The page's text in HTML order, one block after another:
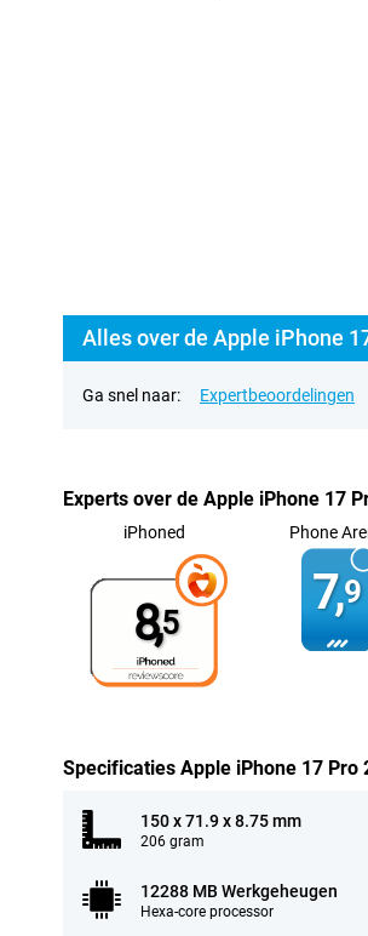
Alles over de Apple iPhone
Ga snel naar: Expertbeoordelingen
Experts over de Apple iPhone 17
iPhoned
8,5
Phone
7,9
Specificaties Apple iPhone 17 Pro
150 x 71.9 x 8.75 mm
206 gram
12288 MB Werkgeheugen
Hexa-core processor